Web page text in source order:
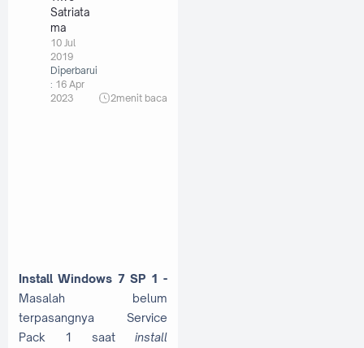
Satriata
ma
10 Jul
2019
Diperbarui
: 16 Apr
2023
2menit baca
Install Windows 7 SP 1 -
Masalah belum
terpasangnya Service
Pack 1 saat install